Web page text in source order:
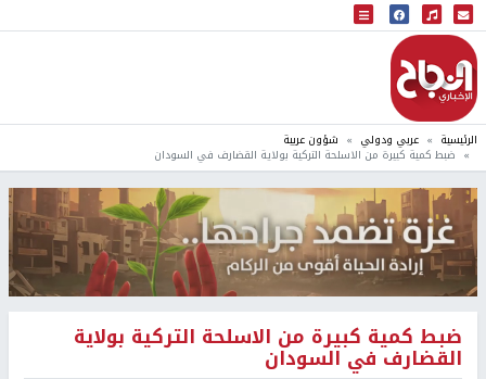
البث المباشر
إذاعة النجاح
الرئيسية عربي ودولي شؤون عربية
ضبط كمية كبيرة من الاسلحة التركية بولاية القضارف في السودان
ضبط كمية كبيرة من الاسلحة التركية بولاية
القضارف في السودان